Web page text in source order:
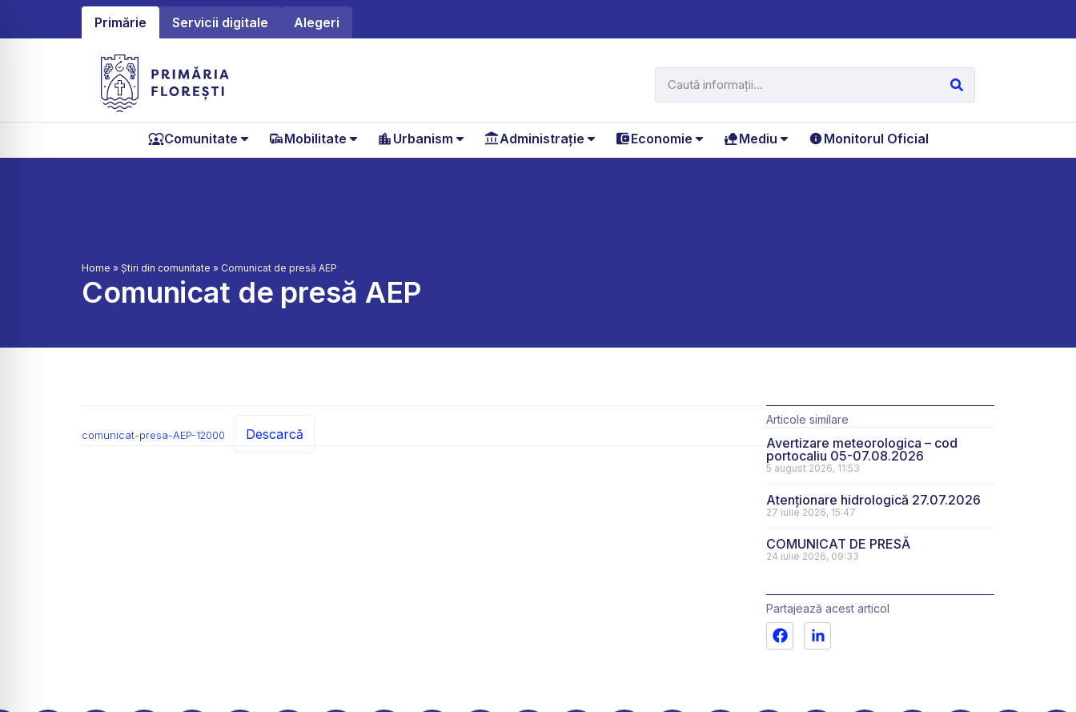
Primărie Servicii digitale Alegeri
Comunitate Mobilitate Urbanism Administrație Economie Mediu Monitorul Oficial
Home » Știri din comunitate » Comunicat de presă AEP
Comunicat de presă AEP
comunicat-presa-AEP-12000 Descarcă
Articole similare
Avertizare meteorologica – cod
portocaliu 05-07.08.2026
5 august 2026, 11:53
Atenționare hidrologică 27.07.2026
27 iulie 2026, 15:47
COMUNICAT DE PRESĂ
24 iulie 2026, 09:33
Partajează acest articol